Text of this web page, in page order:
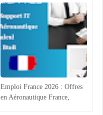
Emploi France 2026 : Offres
en Aéronautique France,